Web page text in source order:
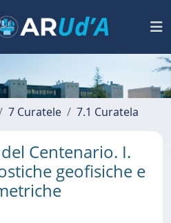
7 Curatele 7.1 Curatela
Centenario. I.
geofisiche e